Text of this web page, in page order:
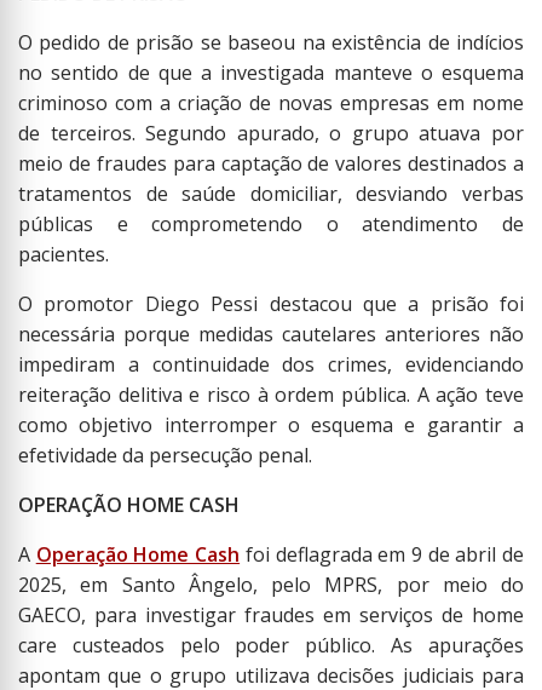
O pedido de prisão se baseou na existência de indícios
no sentido de que a investigada manteve o esquema
criminoso com a criação de novas empresas em nome
de terceiros. Segundo apurado, o grupo atuava por
meio de fraudes para captação de valores destinados a
tratamentos de saúde domiciliar, desviando verbas
públicas e comprometendo o atendimento de
pacientes.
O promotor Diego Pessi destacou que a prisão foi
necessária porque medidas cautelares anteriores não
impediram a continuidade dos crimes, evidenciando
reiteração delitiva e risco à ordem pública. A ação teve
como objetivo interromper o esquema e garantir a
efetividade da persecução penal.
OPERAÇÃO HOME CASH
A Operação Home Cash foi deflagrada em 9 de abril de
2025, em Santo Ângelo, pelo MPRS, por meio do
GAECO, para investigar fraudes em serviços de home
care custeados pelo poder público. As apurações
apontam que o grupo utilizava decisões judiciais para